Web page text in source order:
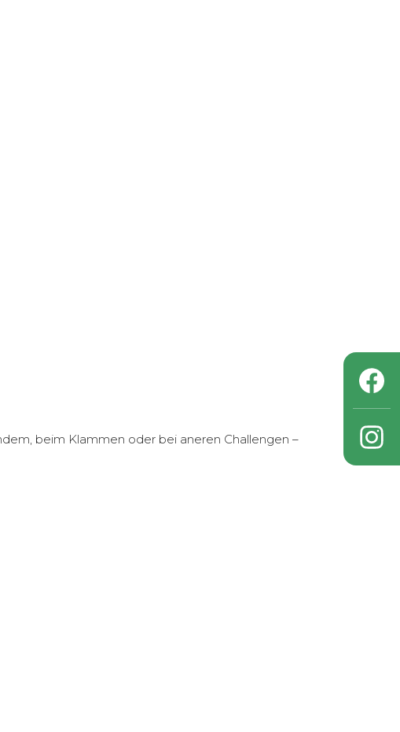
beim Klammen oder bei aneren Challengen –